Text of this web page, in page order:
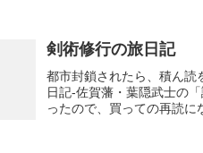
剣術修行の旅日記
都市封鎖されたら、積ん読
日記-佐賀藩・葉隠武士の
ったので、買っての再読に